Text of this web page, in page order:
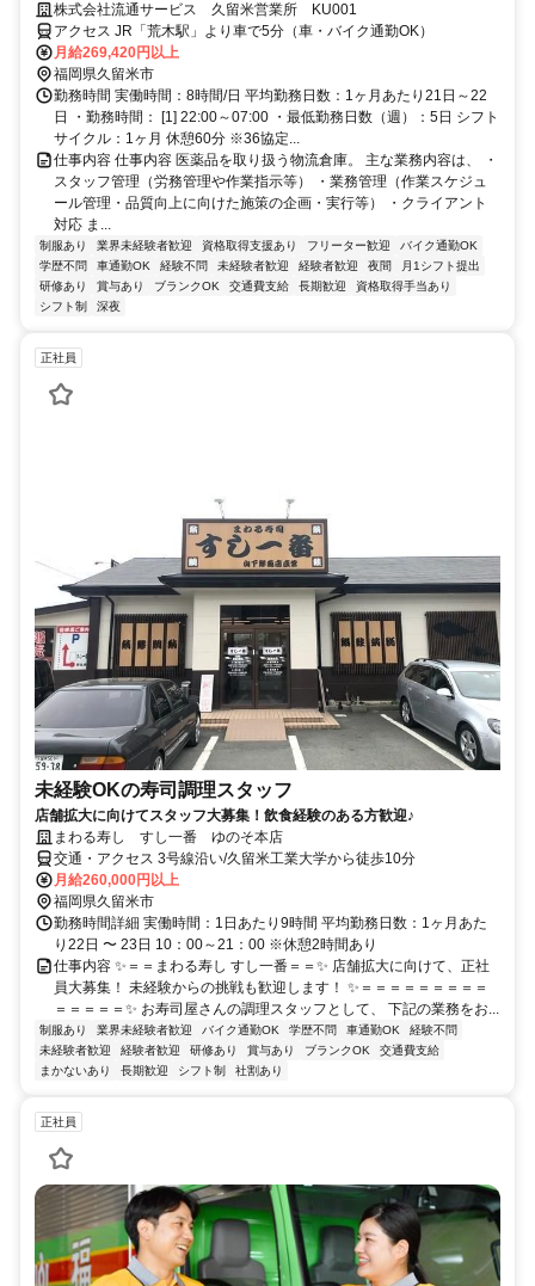
始める「じっくり育成型」の倉庫管理
株式会社流通サービス 久留米営業所 KU001
アクセス JR「荒木駅」より車で5分（車・バイク通勤OK）
月給269,420円以上
福岡県久留米市
勤務時間 実働時間：8時間/日 平均勤務日数：1ヶ月あたり21日～22
日 ・勤務時間： [1] 22:00～07:00 ・最低勤務日数（週）：5日 シフト
サイクル：1ヶ月 休憩60分 ※36協定...
仕事内容 仕事内容 医薬品を取り扱う物流倉庫。 主な業務内容は、 ・
スタッフ管理（労務管理や作業指示等） ・業務管理（作業スケジュ
ール管理・品質向上に向けた施策の企画・実行等） ・クライアント
対応 ま...
制服あり 業界未経験者歓迎 資格取得支援あり フリーター歓迎
バイク通勤OK
学歴不問
車通勤OK 経験不問 未経験者歓迎 経験者歓迎 夜間
月1シフト提出
研修あり
賞与あり ブランクOK 交通費支給 長期歓迎
資格取得手当あり
シフト制
深夜
正社員
未経験OKの寿司調理スタッフ
店舗拡大に向けてスタッフ大募集！飲食経験のある方歓迎♪
まわる寿し すし一番 ゆのそ本店
交通・アクセス 3号線沿い/久留米工業大学から徒歩10分
月給260,000円以上
福岡県久留米市
勤務時間詳細 実働時間：1日あたり9時間 平均勤務日数：1ヶ月あた
り22日 〜 23日 10：00～21：00 ※休憩2時間あり
仕事内容 ✨＝＝まわる寿し すし一番＝＝✨ 店舗拡大に向けて、正社
員大募集！ 未経験からの挑戦も歓迎します！ ✨＝＝＝＝＝＝＝＝＝
＝＝＝＝＝✨ お寿司屋さんの調理スタッフとして、 下記の業務をお...
制服あり 業界未経験者歓迎 バイク通勤OK 学歴不問 車通勤OK
経験不問
未経験者歓迎
経験者歓迎 研修あり 賞与あり ブランクOK
交通費支給
まかないあり
長期歓迎 シフト制 社割あり
正社員